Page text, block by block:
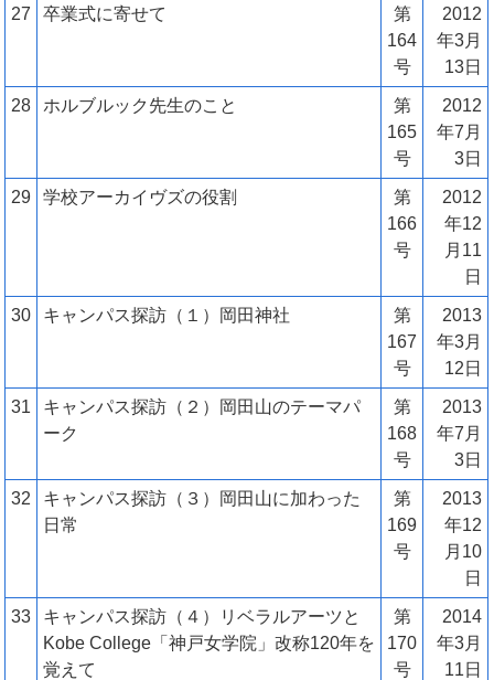
27 卒業式に寄せて
第
164
号
2012
年3月
13日
28 ホルブルック先生のこと
第
165
号
2012
年7月
3日
29 学校アーカイヴズの役割
第
166
号
2012
年12
月11
日
30 キャンパス探訪（１）岡田神社
第
167
号
2013
年3月
12日
31
キャンパス探訪（２）岡田山のテーマパ
ーク
第
168
号
2013
年7月
3日
32
キャンパス探訪（３）岡田山に加わった
日常
第
169
号
2013
年12
月10
日
33
キャンパス探訪（４）リベラルアーツと
Kobe College「神戸女学院」改称120年を
覚えて
第
170
号
2014
年3月
11日